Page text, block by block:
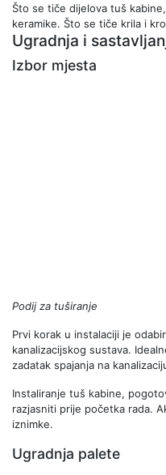
Što se tiče dijelova tuš
keramike. Što se tiče krila i
Ugradnja i
Izbor mjesta
Podij za tuširanje
Prvi korak u instalaciji je
kanalizacijskog sustava.
zadatak spajanja na
Instaliranje tuš kabine,
razjasniti prije početka rada.
iznimke.
Ugradnja palete